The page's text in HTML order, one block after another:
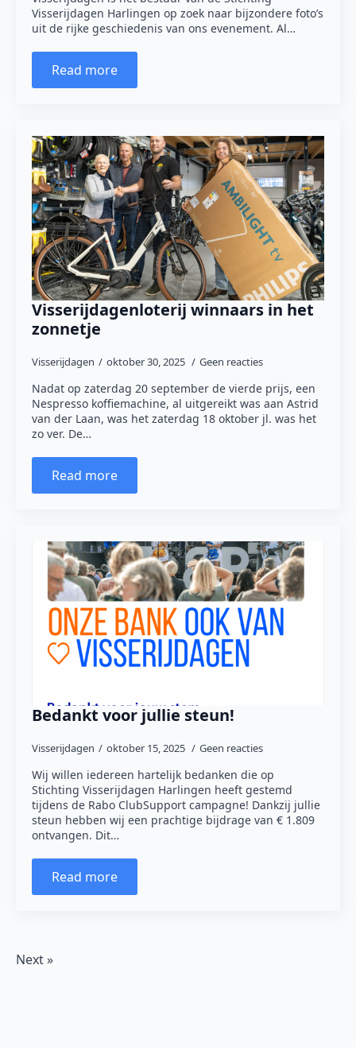
Visserijdagen Harlingen op zoek naar bijzondere foto’s
uit de rijke geschiedenis van ons evenement. Al…
Read more
Visserijdagenloterij winnaars in het
zonnetje
Visserijdagen oktober 30, 2025 Geen reacties
Nadat op zaterdag 20 september de vierde prijs, een
Nespresso koffiemachine, al uitgereikt was aan Astrid
van der Laan, was het zaterdag 18 oktober jl. was het
zo ver. De…
Read more
Bedankt voor jullie steun!
Visserijdagen oktober 15, 2025 Geen reacties
Wij willen iedereen hartelijk bedanken die op
Stichting Visserijdagen Harlingen heeft gestemd
tijdens de Rabo ClubSupport campagne! Dankzij jullie
steun hebben wij een prachtige bijdrage van € 1.809
ontvangen. Dit…
Read more
Next »